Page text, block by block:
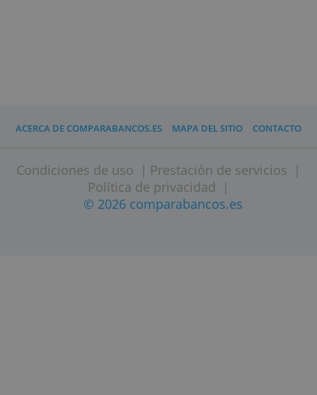
mensajes que recibas a través de la
tiene alguna pregunta sobre la solicitud,
te contactará mediante estas vías.
más rápido contestes, más rápido se